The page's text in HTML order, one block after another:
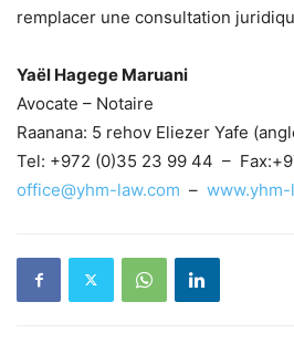
remplacer une consultation
Yaël Hagege Maruani
Avocate – Notaire
Raanana: 5 rehov Eliezer Yafe
Tel: +972 (0)35 23 99 44 –
office@yhm-law.com – www.yhm-